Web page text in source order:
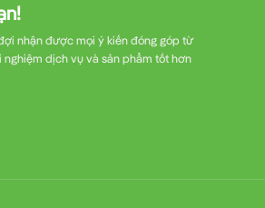
nhận được mọi ý kiến đóng góp từ
dịch vụ và sản phẩm tốt hơn